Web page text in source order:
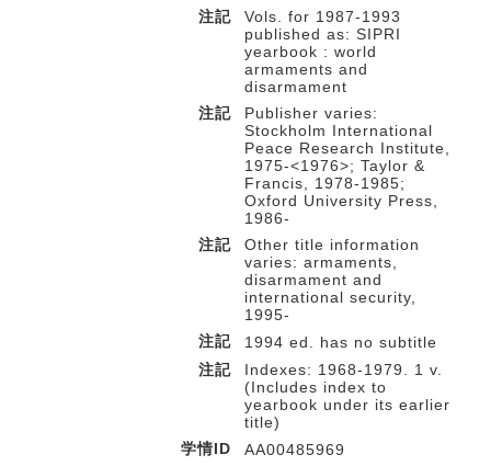
注記
Vols. for 1987-1993
published as: SIPRI
yearbook : world
armaments and
disarmament
注記
Publisher varies:
Stockholm International
Peace Research Institute,
1975-<1976>; Taylor &
Francis, 1978-1985;
Oxford University Press,
1986-
注記
Other title information
varies: armaments,
disarmament and
international security,
1995-
注記
1994 ed. has no subtitle
注記
Indexes: 1968-1979. 1 v.
(Includes index to
yearbook under its earlier
title)
学情ID
AA00485969